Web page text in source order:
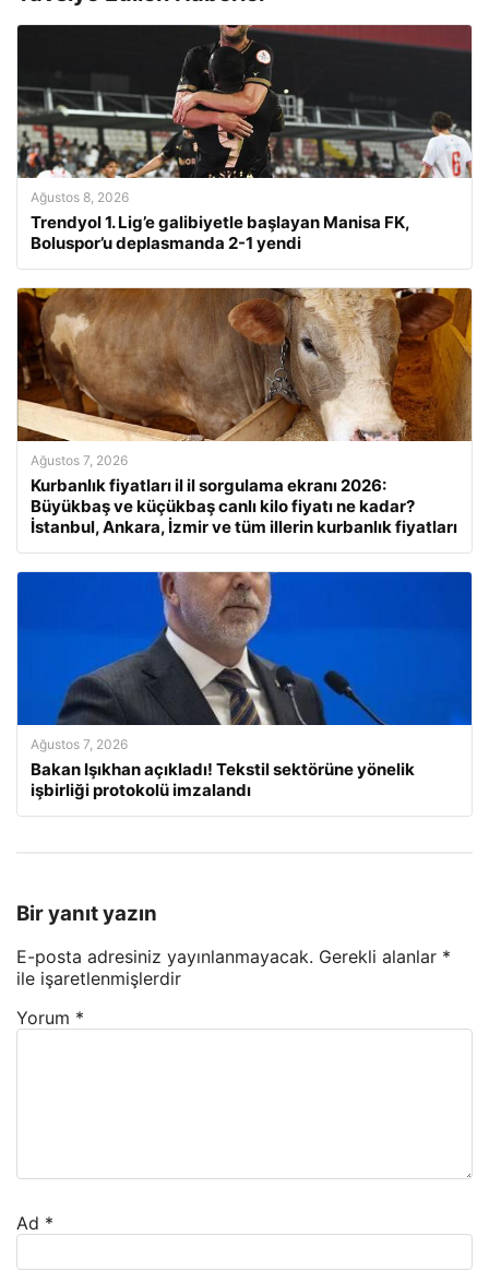
Ağustos 8, 2026
Trendyol 1. Lig’e galibiyetle başlayan Manisa FK,
Boluspor’u deplasmanda 2-1 yendi
Ağustos 7, 2026
Kurbanlık fiyatları il il sorgulama ekranı 2026:
Büyükbaş ve küçükbaş canlı kilo fiyatı ne kadar?
İstanbul, Ankara, İzmir ve tüm illerin kurbanlık fiyatları
Ağustos 7, 2026
Bakan Işıkhan açıkladı! Tekstil sektörüne yönelik
işbirliği protokolü imzalandı
Bir yanıt yazın
E-posta adresiniz yayınlanmayacak. Gerekli alanlar *
ile işaretlenmişlerdir
Yorum *
Ad *